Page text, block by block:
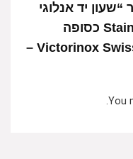
יד אנלוגי
לנשים עם רצועת Stainless Steel כסופה
Victorinox Swiss Army 241915 Alliance XS –
You